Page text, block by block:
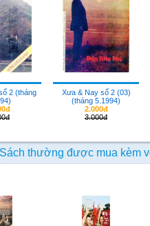
2 (tháng
Xưa & Nay số 2 (03)
(tháng 5.1994)
2.000đ
3.000đ
Sách thường được mua kèm